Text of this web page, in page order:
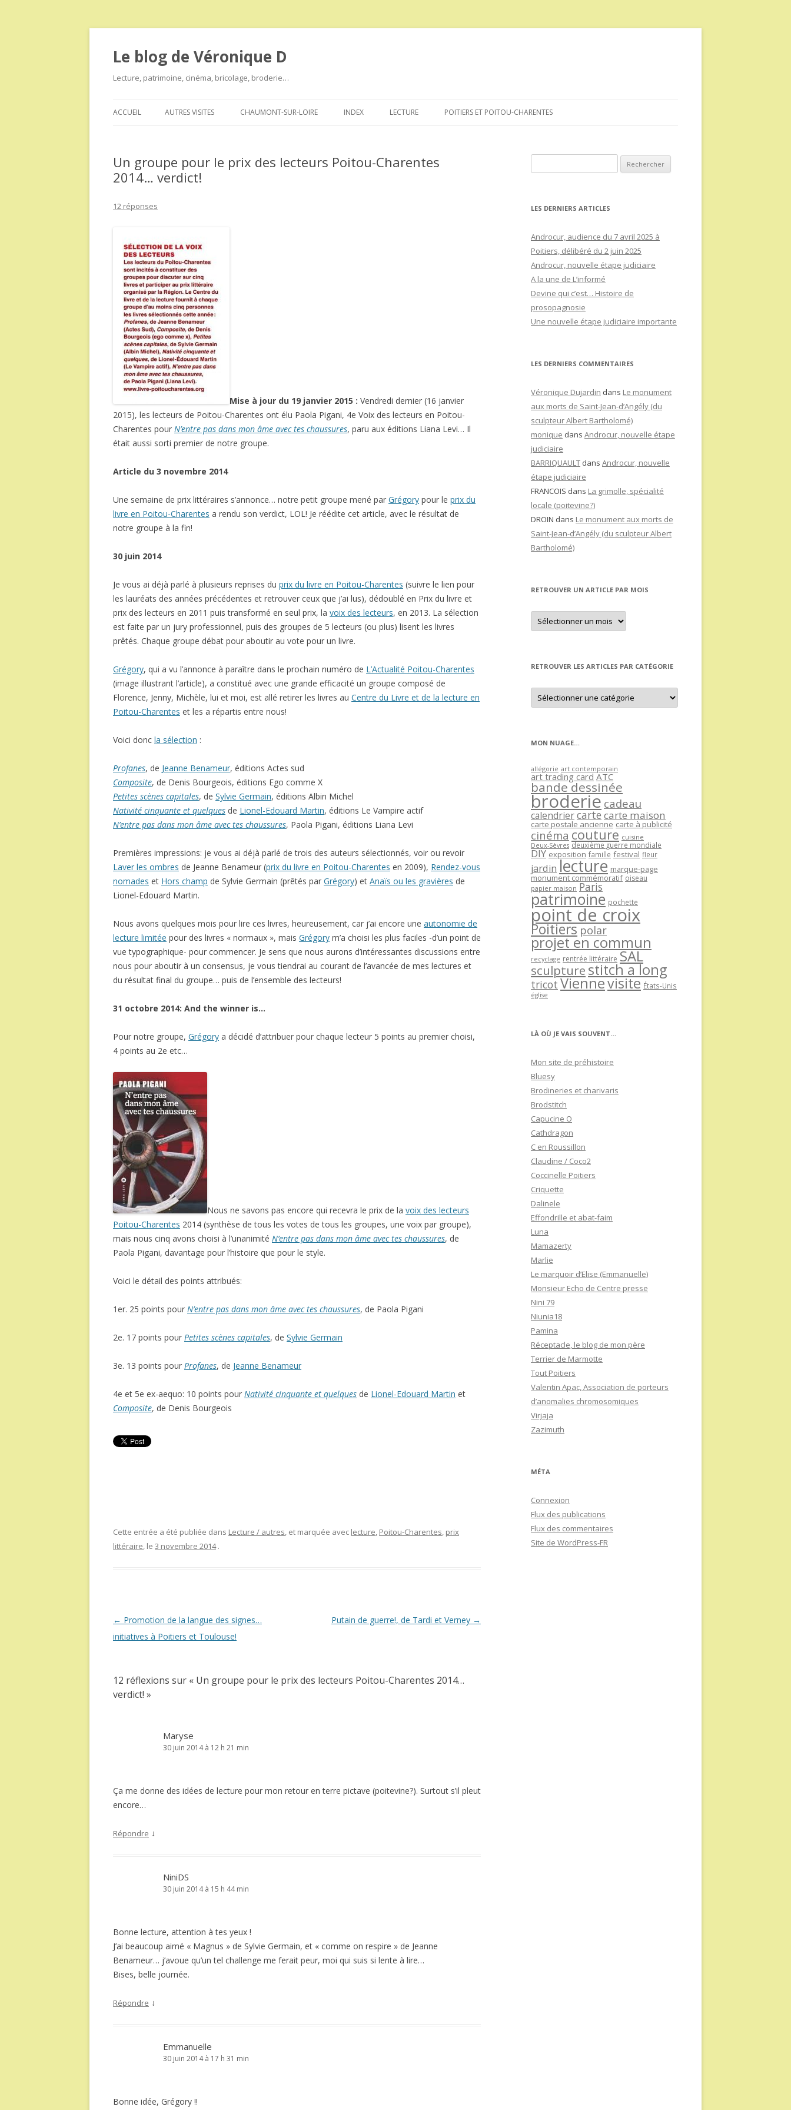
Le blog de Véronique D
Lecture, patrimoine, cinéma, bricolage, broderie…
au
ACCUEIL AUTRES VISITES CHAUMONT-SUR-LOIRE INDEX LECTURE POITIERS ET POITOU-CHARENTES
Un groupe pour le prix des lecteurs Poitou-Charentes
2014… verdict!
12 réponses
Mise à jour du 19 janvier 2015 : Vendredi dernier (16 janvier
2015), les lecteurs de Poitou-Charentes ont élu Paola Pigani, 4e Voix des lecteurs en Poitou-
Charentes pour N’entre pas dans mon âme avec tes chaussures, paru aux éditions Liana Levi… Il
était aussi sorti premier de notre groupe.
Article du 3 novembre 2014
Une semaine de prix littéraires s’annonce… notre petit groupe mené par Grégory pour le prix du
livre en Poitou-Charentes a rendu son verdict, LOL! Je réédite cet article, avec le résultat de
notre groupe à la fin!
30 juin 2014
Je vous ai déjà parlé à plusieurs reprises du prix du livre en Poitou-Charentes (suivre le lien pour
les lauréats des années précédentes et retrouver ceux que j’ai lus), dédoublé en Prix du livre et
prix des lecteurs en 2011 puis transformé en seul prix, la voix des lecteurs, en 2013. La sélection
est faite par un jury professionnel, puis des groupes de 5 lecteurs (ou plus) lisent les livres
prêtés. Chaque groupe débat pour aboutir au vote pour un livre.
Grégory, qui a vu l’annonce à paraître dans le prochain numéro de L’Actualité Poitou-Charentes
(image illustrant l’article), a constitué avec une grande efficacité un groupe composé de
Florence, Jenny, Michèle, lui et moi, est allé retirer les livres au Centre du Livre et de la lecture en
Poitou-Charentes et les a répartis entre nous!
Voici donc la sélection :
Profanes, de Jeanne Benameur, éditions Actes sud
Composite, de Denis Bourgeois, éditions Ego comme X
Petites scènes capitales, de Sylvie Germain, éditions Albin Michel
Nativité cinquante et quelques de Lionel-Edouard Martin, éditions Le Vampire actif
N’entre pas dans mon âme avec tes chaussures, Paola Pigani, éditions Liana Levi
Premières impressions: je vous ai déjà parlé de trois des auteurs sélectionnés, voir ou revoir
Laver les ombres de Jeanne Benameur (prix du livre en Poitou-Charentes en 2009), Rendez-vous
nomades et Hors champ de Sylvie Germain (prêtés par Grégory) et Anaïs ou les gravières de
Lionel-Edouard Martin.
Nous avons quelques mois pour lire ces livres, heureusement, car j’ai encore une autonomie de
lecture limitée pour des livres « normaux », mais Grégory m’a choisi les plus faciles -d’un point de
vue typographique- pour commencer. Je sens que nous aurons d’intéressantes discussions entre
nous pour aboutir à un consensus, je vous tiendrai au courant de l’avancée de mes lectures et
du résultat final du groupe… puis de l’ensemble des lecteurs!
31 octobre 2014: And the winner is…
Pour notre groupe, Grégory a décidé d’attribuer pour chaque lecteur 5 points au premier choisi,
4 points au 2e etc…
Nous ne savons pas encore qui recevra le prix de la voix des lecteurs
Poitou-Charentes 2014 (synthèse de tous les votes de tous les groupes, une voix par groupe),
mais nous cinq avons choisi à l’unanimité N’entre pas dans mon âme avec tes chaussures, de
Paola Pigani, davantage pour l’histoire que pour le style.
Voici le détail des points attribués:
1er. 25 points pour N’entre pas dans mon âme avec tes chaussures, de Paola Pigani
2e. 17 points pour Petites scènes capitales, de Sylvie Germain
3e. 13 points pour Profanes, de Jeanne Benameur
4e et 5e ex-aequo: 10 points pour Nativité cinquante et quelques de Lionel-Edouard Martin et
Composite, de Denis Bourgeois
Cette entrée a été publiée dans Lecture / autres, et marquée avec lecture, Poitou-Charentes, prix
littéraire, le 3 novembre 2014 .
Navigation
des
← Promotion de la langue des signes…
initiatives à Poitiers et Toulouse!
Putain de guerre!, de Tardi et Verney →
12 réflexions sur « Un groupe pour le prix des lecteurs Poitou-Charentes 2014…
verdict! »
Maryse
30 juin 2014 à 12 h 21 min
Ça me donne des idées de lecture pour mon retour en terre pictave (poitevine?). Surtout s’il pleut
encore…
Répondre ↓
NiniDS
30 juin 2014 à 15 h 44 min
Bonne lecture, attention à tes yeux !
J’ai beaucoup aimé « Magnus » de Sylvie Germain, et « comme on respire » de Jeanne
Benameur… j’avoue qu’un tel challenge me ferait peur, moi qui suis si lente à lire…
Bises, belle journée.
Répondre ↓
Emmanuelle
30 juin 2014 à 17 h 31 min
Bonne idée, Grégory !!
LES DERNIERS ARTICLES
Androcur, audience du 7 avril 2025 à
Poitiers, délibéré du 2 juin 2025
Androcur, nouvelle étape judiciaire
A la une de L’informé
Devine qui c’est… Histoire de
prosopagnosie
Une nouvelle étape judiciaire importante
LES DERNIERS COMMENTAIRES
Véronique Dujardin dans Le monument
aux morts de Saint-Jean-d’Angély (du
sculpteur Albert Bartholomé)
monique dans Androcur, nouvelle étape
judiciaire
BARRIQUAULT dans Androcur, nouvelle
étape judiciaire
FRANCOIS dans La grimolle, spécialité
locale (poitevine?)
DROIN dans Le monument aux morts de
Saint-Jean-d’Angély (du sculpteur Albert
Bartholomé)
RETROUVER UN ARTICLE PAR MOIS
Retrouver
un
article
RETROUVER LES ARTICLES PAR CATÉGORIE
Retrouver
les
articles
MON NUAGE…
allégorie art contemporain
art trading card ATC
bande dessinée
broderie cadeau
calendriercartecarte maison
carte postale ancienne carte à publicité
cinéma couture cuisine
Deux-Sèvres deuxième guerre mondiale
DIY exposition famille festival fleur
jardin lecture marque-page
monument commémoratif oiseau
papier maison Paris
patrimoine pochette
point de croix
Poitiers polar
projet en commun
recyclage rentrée littéraire SAL
sculpture stitch a long
tricot Viennevisite États-Unis
église
LÀ OÙ JE VAIS SOUVENT…
Mon site de préhistoire
Bluesy
Brodineries et charivaris
Brodstitch
Capucine O
Cathdragon
C en Roussillon
Claudine / Coco2
Coccinelle Poitiers
Criquette
Dalinele
Effondrille et abat-faim
Luna
Mamazerty
Marlie
Le marquoir d’Elise (Emmanuelle)
Monsieur Echo de Centre presse
Nini 79
Niunia18
Pamina
Réceptacle, le blog de mon père
Terrier de Marmotte
Tout Poitiers
Valentin Apac, Association de porteurs
d’anomalies chromosomiques
Virjaja
Zazimuth
MÉTA
Connexion
Flux des publications
Flux des commentaires
Site de WordPress-FR